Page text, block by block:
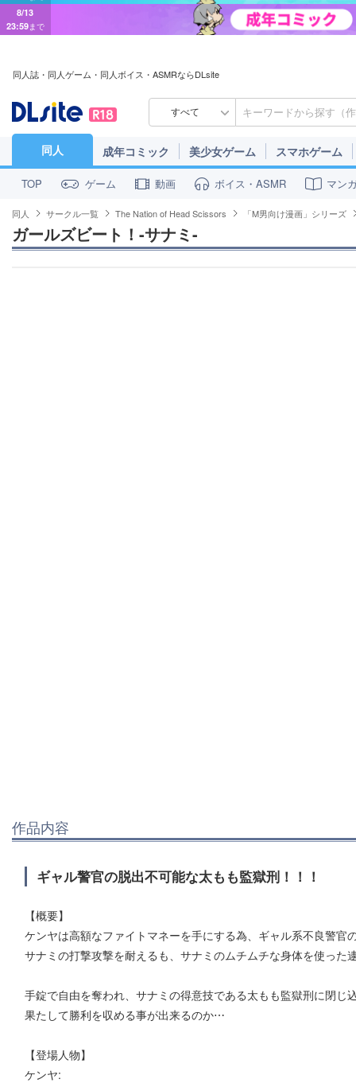
8/13
23:59 まで
同人誌・同人ゲーム・同人ボイス・ASMRならDLsite
すべて
同人 成年コミック 美少女ゲーム スマホゲーム
TOP ゲーム 動画 ボイス・ASMR マン
同人 サークル一覧 The Nation of Head Scissors 「M男向け漫画」シリーズ
ガールズビート！-サナミ-
作品内容
ギャル警官の脱出不可能な太もも監獄刑！！！
【概要】
ケンヤは高額なファイトマネーを手にする為、ギャル系不良警官
サナミの打撃攻撃を耐えるも、サナミのムチムチな身体を使っ
手錠で自由を奪われ、サナミの得意技である太もも監獄刑に閉じ
果たして勝利を収める事が出来るのか⋯
【登場人物】
ケンヤ: